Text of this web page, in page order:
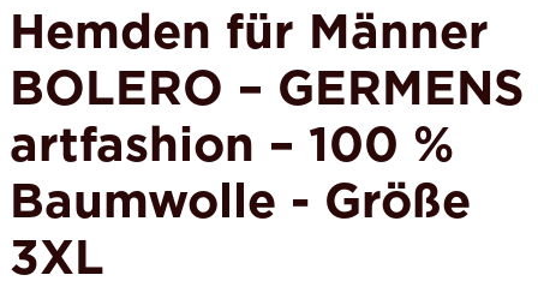
Hemden für Männer
BOLERO – GERMENS
artfashion – 100 %
Baumwolle - Größe
3XL